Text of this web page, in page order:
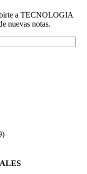
a TECNOLOGIA
nuevas notas.